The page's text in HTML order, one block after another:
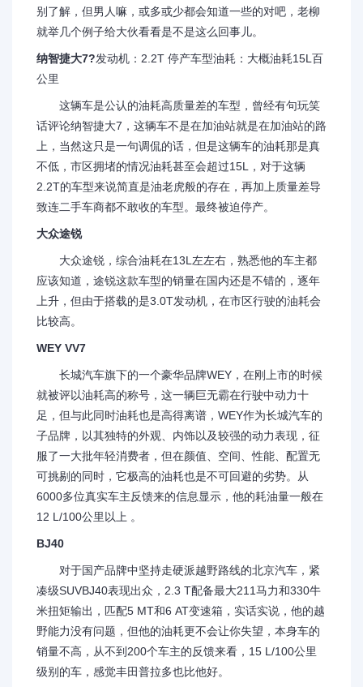
别了解，但男人嘛，或多或少都会知道一些的对吧，老柳
就举几个例子给大伙看看是不是这么回事儿。
纳智捷大7?发动机：2.2T 停产车型油耗：大概油耗15L百
公里
这辆车是公认的油耗高质量差的车型，曾经有句玩笑
话评论纳智捷大7，这辆车不是在加油站就是在加油站的路
上，当然这只是一句调侃的话，但是这辆车的油耗那是真
不低，市区拥堵的情况油耗甚至会超过15L，对于这辆
2.2T的车型来说简直是油老虎般的存在，再加上质量差导
致连二手车商都不敢收的车型。最终被迫停产。
大众途锐
大众途锐，综合油耗在13L左左右，熟悉他的车主都
应该知道，途锐这款车型的销量在国内还是不错的，逐年
上升，但由于搭载的是3.0T发动机，在市区行驶的油耗会
比较高。
WEY VV7
长城汽车旗下的一个豪华品牌WEY，在刚上市的时候
就被评以油耗高的称号，这一辆巨无霸在行驶中动力十
足，但与此同时油耗也是高得离谱，WEY作为长城汽车的
子品牌，以其独特的外观、内饰以及较强的动力表现，征
服了一大批年轻消费者，但在颜值、空间、性能、配置无
可挑剔的同时，它极高的油耗也是不可回避的劣势。从
6000多位真实车主反馈来的信息显示，他的耗油量一般在
12 L/100公里以上 。
BJ40
对于国产品牌中坚持走硬派越野路线的北京汽车，紧
凑级SUVBJ40表现出众，2.3 T配备最大211马力和330牛
米扭矩输出，匹配5 MT和6 AT变速箱，实话实说，他的越
野能力没有问题，但他的油耗更不会让你失望，本身车的
销量不高，从不到200个车主的反馈来看，15 L/100公里
级别的车，感觉丰田普拉多也比他好。